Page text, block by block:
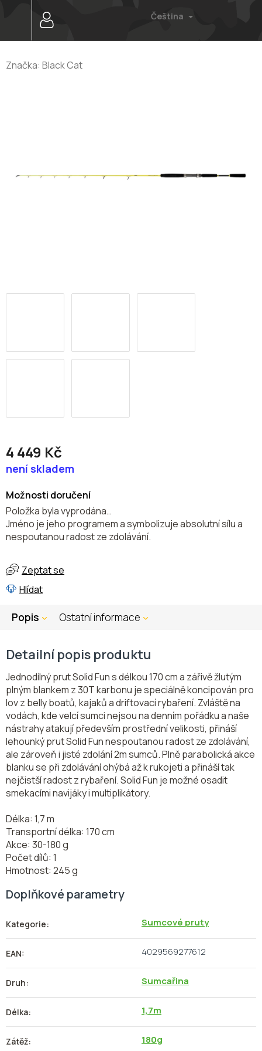
Čeština
Značka: Black Cat
4 449 Kč
Měrná
není skladem
Možnosti doručení
Položka byla vyprodána…
Jméno je jeho programem a symbolizuje absolutní sílu a
nespoutanou radost ze zdolávání.
Zeptat se
Hlídat
Popis Ostatní informace
Detailní popis produktu
Jednodílný prut Solid Fun s délkou 170 cm a zářivě žlutým
plným blankem z 30T karbonu je speciálně koncipován pro
lov z belly boatů, kajaků a driftovací rybaření. Zvláště na
vodách, kde velcí sumci nejsou na denním pořádku a naše
nástrahy atakují především prostřední velikosti, přináší
lehounký prut Solid Fun nespoutanou radost ze zdolávání,
ale zároveň i jisté zdolání 2m sumců. Plně parabolická akce
blanku se při zdolávání ohýbá až k rukojeti a přináší tak
nejčistší radost z rybaření. Solid Fun je možné osadit
smekacími navijáky i multiplikátory.
Délka: 1,7 m
Transportní délka: 170 cm
Akce: 30-180 g
Počet dílů: 1
Hmotnost: 245 g
Doplňkové parametry
Kategorie: Sumcové pruty
EAN: 4029569277612
Druh: Sumcařina
Délka: 1,7m
Zátěž: 180g